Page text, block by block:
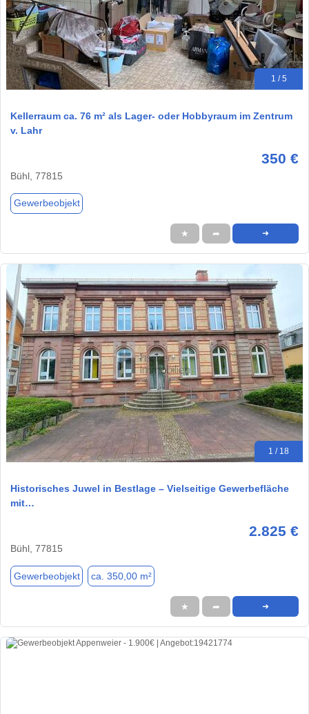
1 / 5
Kellerraum ca. 76 m² als Lager- oder Hobbyraum im Zentrum
v. Lahr
350 €
Bühl, 77815
Gewerbeobjekt
★ ➦ ➜
1 / 18
Historisches Juwel in Bestlage – Vielseitige Gewerbefläche
mit…
2.825 €
Bühl, 77815
Gewerbeobjekt ca. 350,00 m²
★ ➦ ➜